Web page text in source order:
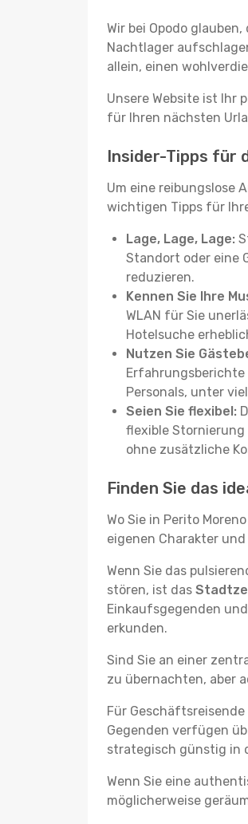
Wir bei Opodo
Nachtlager
allein, einen
Unsere Website ist Ihr
für Ihren nächsten
Insider-Tipps für
Um eine reibungslose
wichtigen Tipps für
Lage, Lage, Lage:
Standort oder eine
reduzieren.
Kennen Sie Ihre
WLAN für Sie
Hotelsuche
Nutzen Sie
Erfahrungsberichte
Personals, unter
Seien Sie flexibel:
flexible Stornierung
ohne zusätzliche
Finden Sie das
Wo Sie in Perito
eigenen Charakter
Wenn Sie das
stören, ist das
Einkaufsgegenden
erkunden.
Sind Sie an einer
zu übernachten, aber
Für
Gegenden verfügen
strategisch günstig in
Wenn Sie eine
möglicherweise